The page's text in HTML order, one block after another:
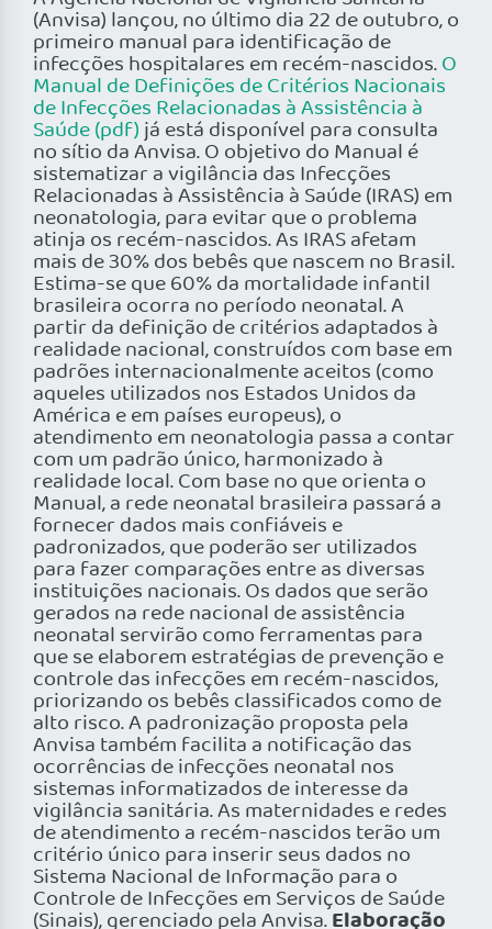
(Anvisa) lançou, no último dia 22 de outubro, o
primeiro manual para identificação de
infecções hospitalares em recém-nascidos.O
Manual de Definições de Critérios Nacionais
de Infecções Relacionadas à Assistência à
Saúde (pdf)já está disponível para consulta
no sítio da Anvisa. O objetivo do Manual é
sistematizar a vigilância das Infecções
Relacionadas à Assistência à Saúde (IRAS) em
neonatologia, para evitar que o problema
atinja os recém-nascidos. As IRAS afetam
mais de 30% dos bebês que nascem no Brasil.
Estima-se que 60% da mortalidade infantil
brasileira ocorra no período neonatal. A
partir da definição de critérios adaptados à
realidade nacional, construídos com base em
padrões internacionalmente aceitos (como
aqueles utilizados nos Estados Unidos da
América e em países europeus), o
atendimento em neonatologia passa a contar
com um padrão único, harmonizado à
realidade local. Com base no que orienta o
Manual, a rede neonatal brasileira passará a
fornecer dados mais confiáveis e
padronizados, que poderão ser utilizados
para fazer comparações entre as diversas
instituições nacionais. Os dados que serão
gerados na rede nacional de assistência
neonatal servirão como ferramentas para
que se elaborem estratégias de prevenção e
controle das infecções em recém-nascidos,
priorizando os bebês classificados como de
alto risco. A padronização proposta pela
Anvisa também facilita a notificação das
ocorrências de infecções neonatal nos
sistemas informatizados de interesse da
vigilância sanitária. As maternidades e redes
de atendimento a recém-nascidos terão um
critério único para inserir seus dados no
Sistema Nacional de Informação para o
Controle de Infecções em Serviços de Saúde
(Sinais), gerenciado pela Anvisa.Elaboração